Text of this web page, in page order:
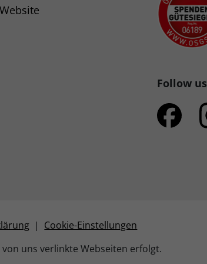
Follow us
| Cookie-Einstellungen
uns verlinkte Webseiten erfolgt.